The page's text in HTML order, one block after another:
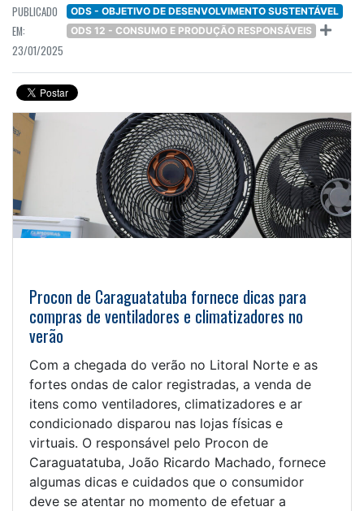
PUBLICADO
EM:
23/01/2025
ODS - OBJETIVO DE DESENVOLVIMENTO SUSTENTÁVEL
ODS 12 - CONSUMO E PRODUÇÃO RESPONSÁVEIS
Procon de Caraguatatuba fornece dicas para
compras de ventiladores e climatizadores no
verão
Com a chegada do verão no Litoral Norte e as
fortes ondas de calor registradas, a venda de
itens como ventiladores, climatizadores e ar
condicionado disparou nas lojas físicas e
virtuais. O responsável pelo Procon de
Caraguatatuba, João Ricardo Machado, fornece
algumas dicas e cuidados que o consumidor
deve se atentar no momento de efetuar a